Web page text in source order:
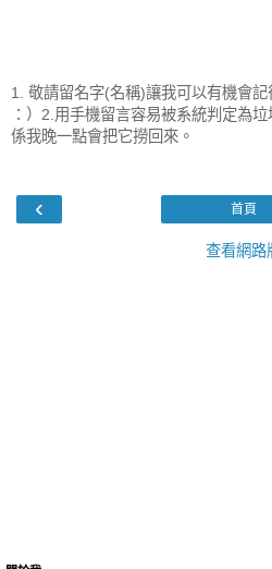
1. 敬請留名字(名稱)讓我可以有機會記
：）2.用手機留言容易被系統判定為
係我晚一點會把它撈回來。
‹ 首頁
查看網路